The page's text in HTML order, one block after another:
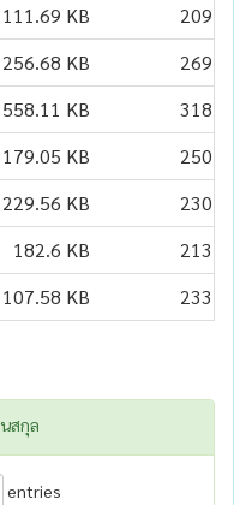
111.69 KB 209
256.68 KB 269
558.11 KB 318
179.05 KB 250
229.56 KB 230
182.6 KB 213
107.58 KB 233
สกุล
entries